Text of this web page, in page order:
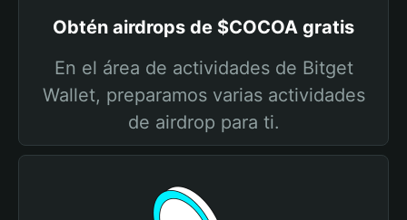
Obtén airdrops de $COCOA gratis
En el área de actividades de Bitget
Wallet, preparamos varias actividades
de airdrop para ti.